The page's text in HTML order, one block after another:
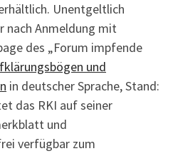
Unentgeltlich
nach Anmeldung mit
des „Forum impfende
und
in deutscher Sprache, Stand:
das RKI auf seiner
und
verfügbar zum